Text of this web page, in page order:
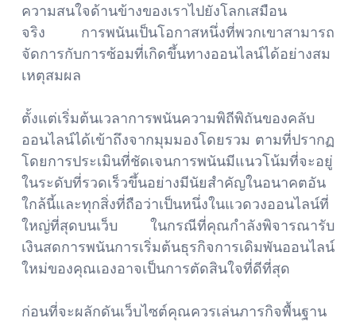
ความสนใจด้านข้างของเราไปยังโลกเสมือน
จริง การพนันเป็นโอกาสหนึ่งที่พวกเขาสามารถ
จัดการกับการซ้อมที่เกิดขึ้นทางออนไลน์ได้อย่างสม
เหตุสมผล
ตั้งแต่เริ่มต้นเวลาการพนันความพิถีพิถันของคลับ
ออนไลน์ได้เข้าถึงจากมุมมองโดยรวม ตามที่ปรากฏ
โดยการประเมินที่ชัดเจนการพนันมีแนวโน้มที่จะอยู่
ในระดับที่รวดเร็วขึ้นอย่างมีนัยสำคัญในอนาคตอัน
ใกล้นี้และทุกสิ่งที่ถือว่าเป็นหนึ่งในแวดวงออนไลน์ที่
ใหญ่ที่สุดบนเว็บ ในกรณีที่คุณกำลังพิจารณารับ
เงินสดการพนันการเริ่มต้นธุรกิจการเดิมพันออนไลน์
ใหม่ของคุณเองอาจเป็นการตัดสินใจที่ดีที่สุด
ก่อนที่จะผลักดันเว็บไซต์คุณควรเล่นภารกิจพื้นฐาน